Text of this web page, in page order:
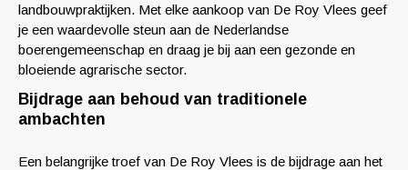
landbouwpraktijken. Met elke aankoop van De Roy Vlees geef
je een waardevolle steun aan de Nederlandse
boerengemeenschap en draag je bij aan een gezonde en
bloeiende agrarische sector.
Bijdrage aan behoud van traditionele
ambachten
Een belangrijke troef van De Roy Vlees is de bijdrage aan het